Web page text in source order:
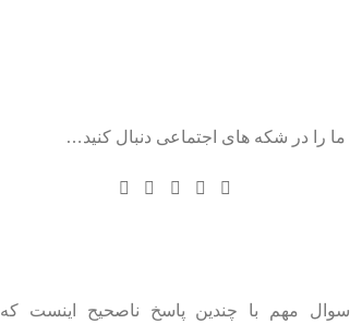
ما را در شکه های اجتماعی دنبال کنید…
سوال مهم با چندین پاسخ ناصحیح اینست که